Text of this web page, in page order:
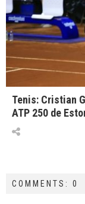
Tenis: Cristian
ATP 250 de
COMMENTS: 0